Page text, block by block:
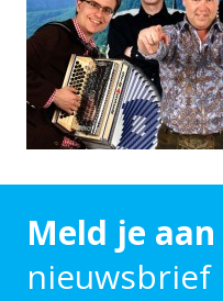
Meld je aan
nieuwsbrief